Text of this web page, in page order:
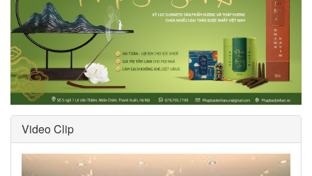
Video Clip